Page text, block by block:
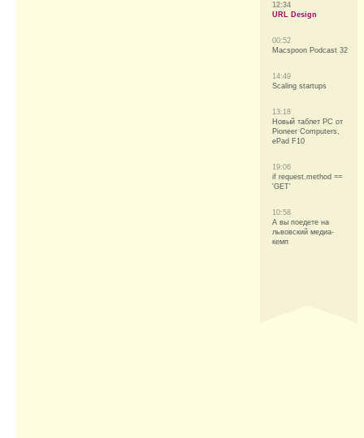
12:34
URL Design
00:52
Macspoon Podcast 32
14:49
Scaling startups
13:18
Новый таблет PC от
Pioneer Computers,
ePad F10
19:06
if request.method ==
'GET'
10:58
А вы поедете на
львовский медиа-
кемп